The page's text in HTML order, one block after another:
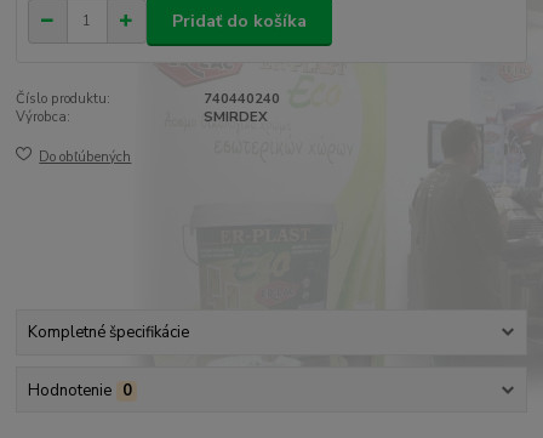
Pridať do košíka
Číslo produktu:
740440240
Výrobca:
SMIRDEX
Do obľúbených
Kompletné špecifikácie
Hodnotenie 0